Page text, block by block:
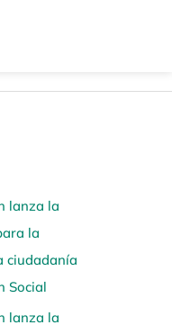
lanza la
la
ciudadanía
Social
lanza la